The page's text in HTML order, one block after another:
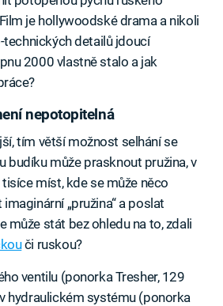
je hollywoodské drama a nikoli
detailů jdoucí
2000 vlastně stalo a jak
nepotopitelná
tím větší možnost selhání se
budíku může prasknout pružina, v
míst, kde se může něco
„pružina“ a poslat
může stát bez ohledu na to, zdali
či ruskou?
ventilu (ponorka Tresher, 129
hydraulickém systému (ponorka